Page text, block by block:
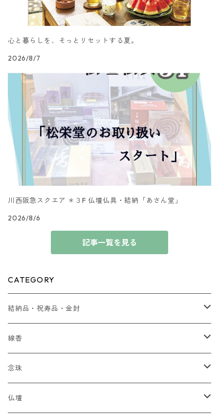
心と暮らしを、そっとリセットする夏。
2026/8/7
川西阪急スクエア ＊３F 仏壇仏具・結納「あさん堂」
2026/8/6
記事一覧を見る
CATEGORY
結納品・祝寿品・金封
結納品
線香
贈り物
贈答用 ~5,000円
最高峰 時代（とき）の香
念珠
全宗派対応（略式）女性向け
仏壇